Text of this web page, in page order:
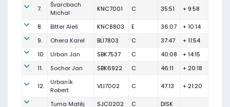
7.
Švarcbach
Michal
KNC7001 C 35:51 + 9:58
8. Bitter Aleš KNC8803 E 36:07
+ 10:14
9.
Ohera Karel BLI7803 C 37:47
+ 11:54
10.
Urban Jan SBK7537 C 40:08
+ 14:15
11.
Sochor Jan SBK6922 C 46:11 + 20:18
12.
Urbaník
Robert
VLI7002 C 47:13 + 21:20
Tuma Matěj SJC0202 C DISK